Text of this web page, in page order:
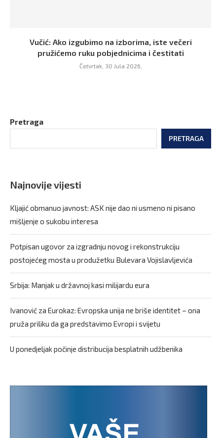
Vučić: Ako izgubimo na izborima, iste večeri
pružićemo ruku pobjednicima i čestitati
Četvrtak, 30 Jula 2026,
Pretraga
PRETRAGA
Najnovije vijesti
Kljajić obmanuo javnost: ASK nije dao ni usmeno ni pisano
mišljenje o sukobu interesa
Potpisan ugovor za izgradnju novog i rekonstrukciju
postojećeg mosta u produžetku Bulevara Vojislavljevića
Srbija: Manjak u državnoj kasi milijardu eura
Ivanović za Eurokaz: Evropska unija ne briše identitet – ona
pruža priliku da ga predstavimo Evropi i svijetu
U ponedjeljak počinje distribucija besplatnih udžbenika